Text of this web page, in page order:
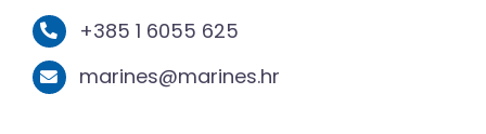
+385 1 6055 625
marines@marines.hr